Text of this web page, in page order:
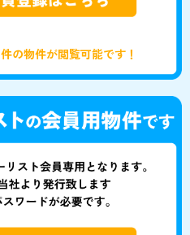
件の物件が閲覧可能です！